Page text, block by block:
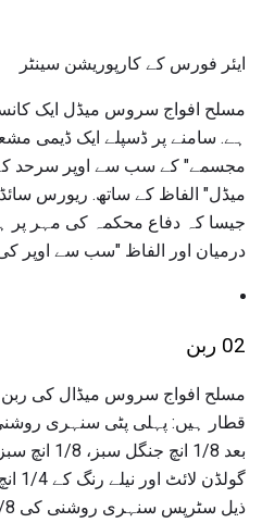
ایئر فورس کے کارپوریشن سینٹر
ہے. سامنے پر ڈسپلے ایک ڈیمی
مجسمے" کے سب سے اوپر سرحد
میڈل" الفاظ کے ساتھ. ریورس سائڈ
جیسا کہ دفاع محکمہ کی مہر پر
درمیان اور الفاظ "سب سے اوپر
02 ربن